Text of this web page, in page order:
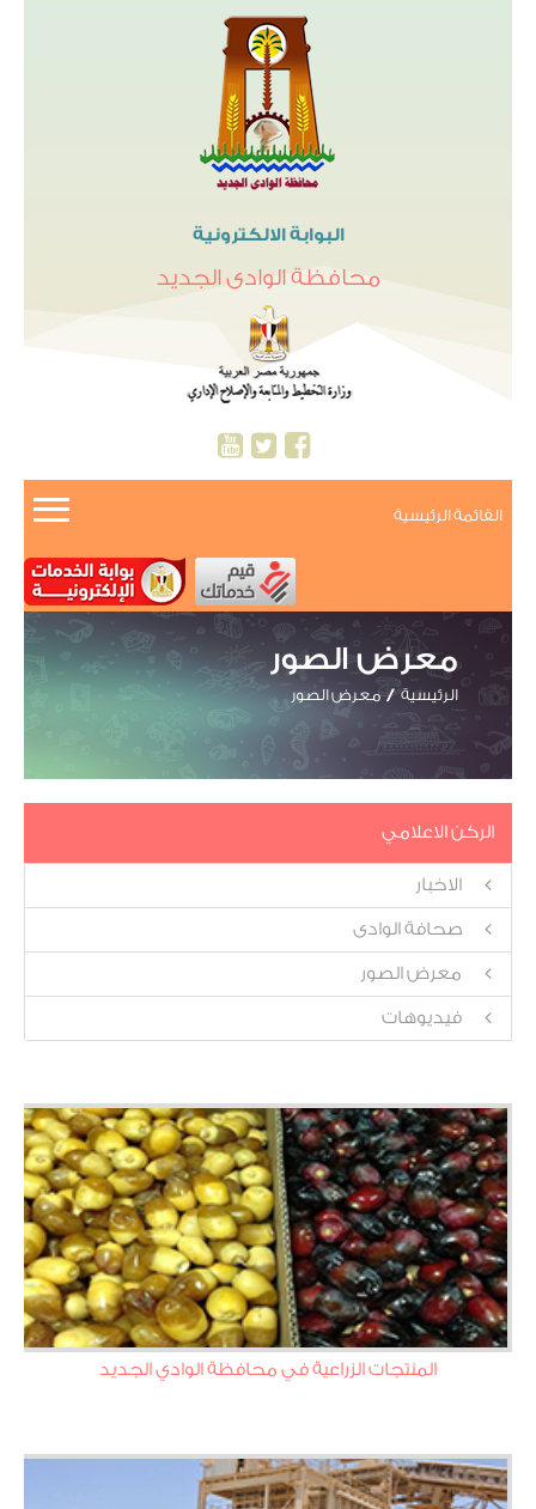
البوابة الالكترونية
محافظة الوادى الجديد
القائمة الرئيسية
معرض الصور
الرئيسية معرض الصور
الركن الاعلامي
الاخبار
صحافة الوادى
معرض الصور
فيديوهات
المنتجات الزراعية في محافظة الوادي الجديد